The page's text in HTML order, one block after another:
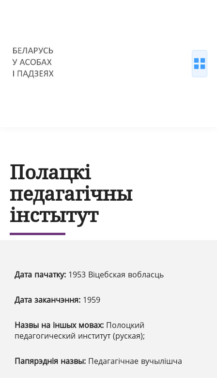
Полацкі
педагагічны
інстытут
Дата пачатку: 1953 Віцебская вобласць
Дата заканчэння: 1959
Назвы на іншых мовах: Полоцкий
педагогический институт (руская);
Папярэднія назвы: Педагагічнае вучылішча